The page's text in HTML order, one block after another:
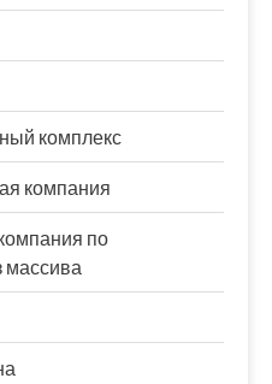
комплекс
компания
по
массива